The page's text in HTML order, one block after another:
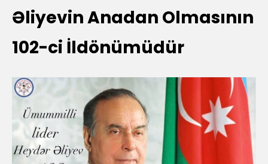
Əliyevin Anadan Olmasının
102-ci İldönümüdür